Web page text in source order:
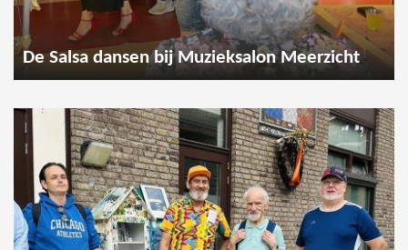
De Salsa dansen bij Muzieksalon Meerzicht